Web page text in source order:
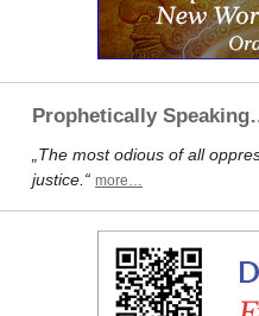
Prophetically
„The most odious of all
justice.“ more…